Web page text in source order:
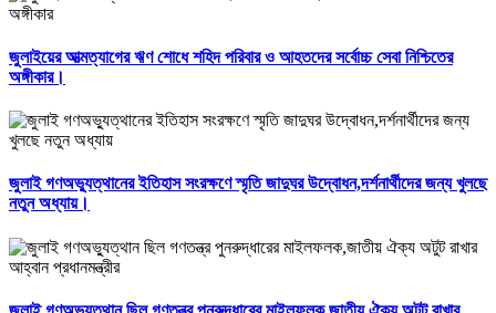
জুলাইয়ের আত্মত্যাগের ঋণ শোধে শহিদ পরিবার ও আহতদের সর্বোচ্চ সেবা নিশ্চিতের
অঙ্গীকার।
জুলাই গণঅভ্যুত্থানের ইতিহাস সংরক্ষণে স্মৃতি জাদুঘর উদ্বোধন,দর্শনার্থীদের জন্য খুলছে
নতুন অধ্যায়।